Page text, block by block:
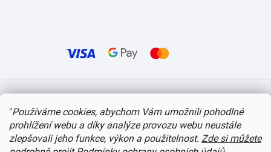
"Používáme cookies, abychom Vám umožnili pohodlné
prohlížení webu a díky analýze provozu webu neustále
zlepšovali jeho funkce, výkon a použitelnost. Zde si můžete
Copyright 2026 itvlaky.cz . Všechna práva vyhrazena. Upravit nastavení cookies